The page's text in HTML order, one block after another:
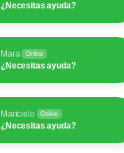
¿Necesitas ayuda?
Mara Online
¿Necesitas ayuda?
Maricielo Online
¿Necesitas ayuda?